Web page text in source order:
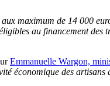
maximum de 14 000
au financement des
Emmanuelle Wargon,
économique des artisans